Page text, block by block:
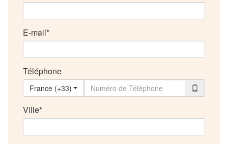
E-mail
Téléphone
France (+33)
Ville